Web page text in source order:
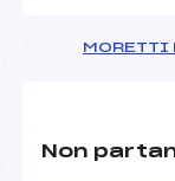
MORETTI
Non